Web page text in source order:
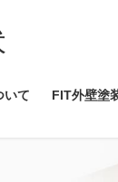
いて FIT外壁塗